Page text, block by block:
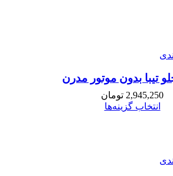
تیبا بدون موتور مدرن
2,945,250 تومان
انتخاب گزینه‌ها